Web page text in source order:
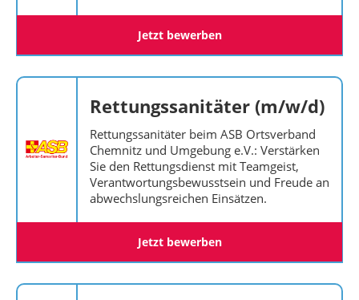
Jetzt bewerben
Rettungssanitäter (m/w/d)
Rettungssanitäter beim ASB Ortsverband
Chemnitz und Umgebung e.V.: Verstärken
Sie den Rettungsdienst mit Teamgeist,
Verantwortungsbewusstsein und Freude an
abwechslungsreichen Einsätzen.
Jetzt bewerben